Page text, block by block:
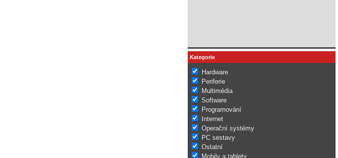
Kategorie
Hardware
Periferie
Multimédia
Software
Programování
Internet
Operační systémy
PC sestavy
Ostatní
Mobily a tablety